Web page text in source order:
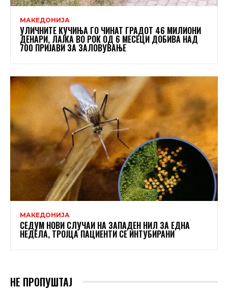
МАКЕДОНИЈА
УЛИЧНИТЕ КУЧИЊА ГО ЧИНАТ ГРАДОТ 46 МИЛИОНИ
ДЕНАРИ, ЛАЈКА ВО РОК ОД 6 МЕСЕЦИ ДОБИВА НАД
700 ПРИЈАВИ ЗА ЗАЛОВУВАЊЕ
МАКЕДОНИЈА
СЕДУМ НОВИ СЛУЧАИ НА ЗАПАДЕН НИЛ ЗА ЕДНА
НЕДЕЛА, ТРОЈЦА ПАЦИЕНТИ СЕ ИНТУБИРАНИ
НЕ ПРОПУШТАЈ